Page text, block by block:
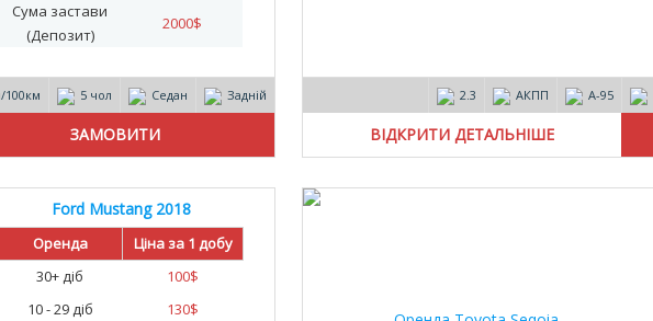
Сума застави
(Депозит)
2000$
100км 5 чол Седан Задній 2.3 АКПП А-95
ВІДКРИТИ ДЕТАЛЬНІШЕ
Ford Mustang 2018
Оренда
Ціна за 1 добу
30+ діб
100$
10 - 29 діб
130$